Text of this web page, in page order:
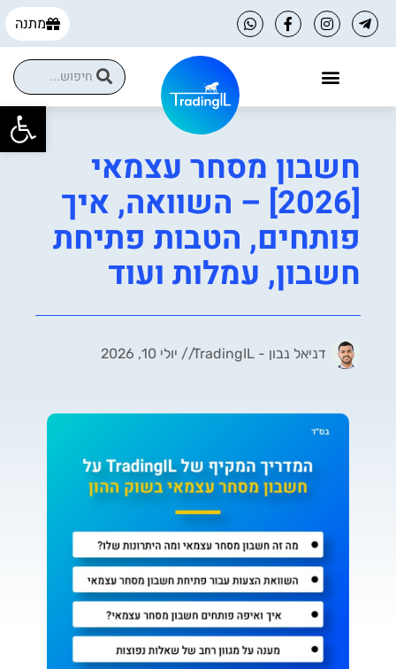
מתנה
חשבון מסחר עצמאי
[2026] – השוואה, איך
פותחים, הטבות פתיחת
חשבון, עמלות ועוד
דניאל נבון - TradingIL // יולי 10, 2026